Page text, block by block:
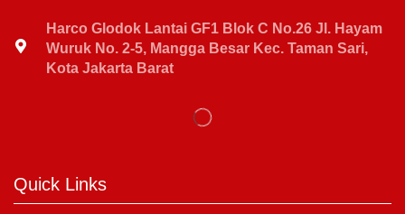
Harco Glodok Lantai GF1 Blok C No.26 Jl. Hayam
Wuruk No. 2-5, Mangga Besar Kec. Taman Sari,
Kota Jakarta Barat
Quick Links